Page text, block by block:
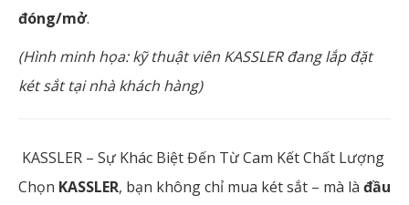
đóng/mở.
(Hình minh họa: kỹ thuật viên KASSLER đang lắp đặt
két sắt tại nhà khách hàng)
KASSLER – Sự Khác Biệt Đến Từ Cam Kết Chất Lượng
Chọn KASSLER, bạn không chỉ mua két sắt – mà là đầu